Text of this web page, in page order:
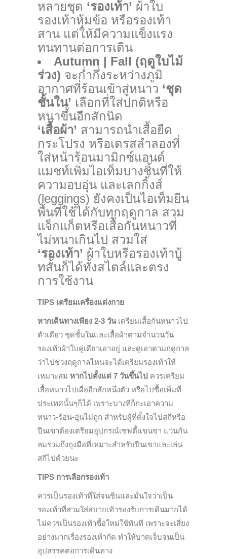
หลายชุด ‘รองเท้า’ ผ้าใบ
รองเท้าหุ้มข้อ หรือรองเท้า
สาน แต่ให้มีความแข็งแรง
ทนทานต่อการเดิน
Autumn | Fall (ฤดูใบไม้
ร่วง) จะก่ำกึ่งระหว่างภูมิ
อากาศที่ร้อนเข้าสู่หนาว ‘ชุด
ชั้นใน’ เลือกที่ใส่ปกติหรือ
หนาขึ้นอีกสักนิด
‘เสื้อผ้า’ สามารถนำเสื้อยืด
กระโปรง หรือเดรสลำลองที่
ใส่หน้าร้อนมามิกซ์แอนด์
แมชท์เพิ่มไอเท็มบางชิ้นที่ให้
ความอบอุ่น และเลกกิ้งส์
(leggings) ยังคงเป็นไอเท็มยืน
พื้นที่ใช้ได้กับทุกฤดูกาล สวม
แจ็กแก็ตหรือเสื้อกันหนาวที่
ไม่หนาเกินไป สวมใส่
‘รองเท้า’ ผ้าใบหรือรองเท้าบู้
ทสั้นก็ได้ทั้งสไตล์และตรง
การใช้งาน
TIPS เตรียมเครื่องแต่งกาย
หากเดินทางเพียง 2-3 วันเตรียมเสื้อกันหนาวไป
ตัวเดียว ชุดชั้นในและเสื้อผ้าตามจำนวนวัน
รองเท้าผ้าใบคู่เดียวเอาอยู่ และดูเอาตามฤดูกาล
ว่าไปช่วงฤดูกาลไหนจะได้เตรียมรองเท้าให้
เหมาะสม หากไปตั้งแต่ 7 วันขึ้นไป ควรเตรียม
เสื้อหนาวไปเผื่ออีกสักหนึ่งตัว หรือไปซื้อเพิ่มที่
ประเทศนั้นๆก็ได้ เพราะบางทีก็กะเอาความ
หนาว-ร้อน-อุ่นไม่ถูก สำหรับผู้ที่ตั้งใจไปสกีหรือ
ปีนเขาต้องเตรียมอุปกรณ์เซฟตี้แขนขา แว่นกัน
ลมรวมถึงถุงมือที่เหมาะสำหรับปีนเขาและเล่น
สกีไปด้วยนะ
TIPS การเลือกรองเท้า
ควรเป็นรองเท้าที่ใส่จนชินและมั่นใจว่าเป็น
รองเท้าที่สวมใส่สบายเท้ารองรับการเดินมากได้
ไม่ควรเป็นรองเท้าซื้อใหม่ใช้ทันที เพราะจะเสี่ยง
อย่างมากเรื่องรองเท้ากัด ทำให้บาดเจ็บจนเป็น
อุปสรรคต่อการเดินทาง